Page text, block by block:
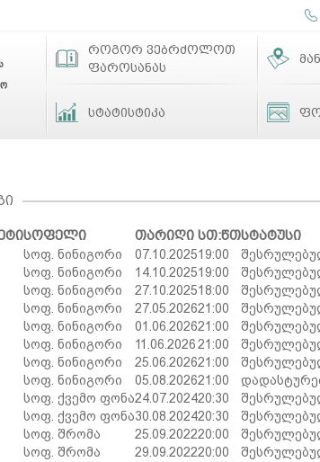
როგორ ვებრძოლოთ
ფაროსანას
სტატისტიკა
სოფელი თარიღი სთ:წთსტატუსი
სოფ. ნინიგორი 07.10.202519:00
სოფ. ნინიგორი 14.10.202519:00
სოფ. ნინიგორი 27.10.202518:00
სოფ. ნინიგორი 27.05.202621:00
სოფ. ნინიგორი 01.06.202621:00
სოფ. ნინიგორი 11.06.2026 21:00
სოფ. ნინიგორი 25.06.202621:00
სოფ. ნინიგორი 05.08.202621:00
სოფ. ქვემო ფონა24.07.202420:30
სოფ. ქვემო ფონა30.08.202420:30
სოფ. შრომა 25.09.202220:00
სოფ. შრომა 29.09.202220:00